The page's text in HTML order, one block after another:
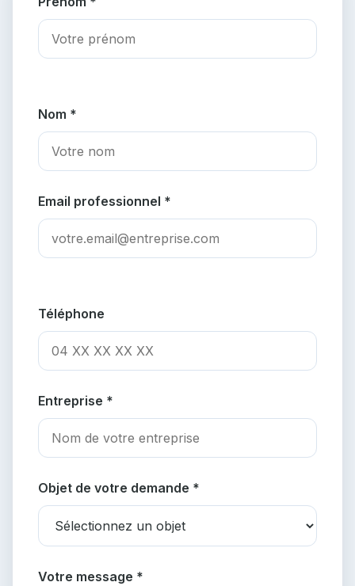
Nom *
Email professionnel *
Téléphone
Entreprise *
Objet de votre demande *
Votre message *